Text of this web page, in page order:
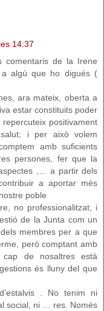
14:37
comentaris de la Irene
a algú que ho digués (
ara mateix, oberta a
estar constituits poder
positivament
i per això volem
amb suficients
persones, fer que la
,… a partir dels
a aportar més
poble
no professionalitzat, i
de la Junta com un
membres per a que
però comptant amb
de nosaltres està
és lluny del que
. No tenim ni
social, ni … res. Només